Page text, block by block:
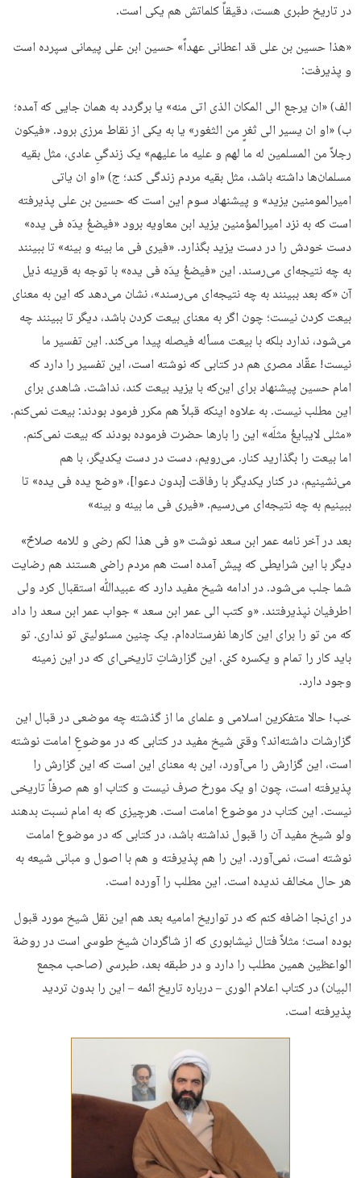
در تاریخ طبری هست، دقیقاً کلماتش هم یکی است.
«هذا حسین بن علی قد اعطانی عهداً» حسین ابن علی پیمانی سپرده است
و پذیرفت:
الف) «ان یرجع الی المکان الذی اتی منه» یا برگردد به همان جایی که آمده؛
ب) «او ان یسیر الی ثغرٍ من الثغور» یا به یکی از نقاط مرزی برود. «فیکون
رجلاً من المسلمین له ما لهم و علیه ما علیهم» یک زندگیِ عادی، مثل بقیه
مسلمان‌ها داشته باشد، مثل بقیه مردم زندگی کند؛ ج) «او ان یاتی
امیرالمومنین یزید» و پیشنهاد سوم این است که حسین بن علی پذیرفته
است که به نزد امیرالمؤمنین یزید ابن معاویه برود «فیضعُ یدَه فی یده»
دست خودش را در دست یزید بگذارد. «فیری فی ما بینه و بینه» تا ببینند
به چه نتیجه‌ای می‌رسند. این «فیضعُ یدَه فی یده» با توجه به قرینه ذیل
آن «که بعد ببینند به چه نتیجه‌ای می‌رسند»، نشان می‌دهد که این به معنای
بیعت کردن نیست؛ چون اگر به معنای بیعت کردن باشد، دیگر تا ببینند چه
می‌شود، ندارد بلکه با بیعت مسأله فیصله پیدا می‌کند. این تفسیر ما
نیست! عقّاد مصری هم در کتابی که نوشته است، این تفسیر را دارد که
امام حسین پیشنهاد برای این‌که با یزید بیعت کند، نداشت. شاهدی برای
این مطلب نیست. به علاوه اینکه قبلاً هم مکرر فرمود بودند: بیعت نمی‌کنم.
«مثلی لایبایعُ مثلَه» این را بارها حضرت فرموده بودند که بیعت نمی‌کنم.
اما بیعت را بگذارید کنار. می‌رویم، دست در دست یکدیگر، با هم
می‌نشینیم، در کنار یکدیگر با رفاقت [بدون دعوا]، «وضع یده فی یده» تا
ببینیم به چه نتیجه‌ای می‌رسیم. «فیری فی ما بینه و بینه»
بعد در آخر نامه عمر ابن سعد نوشت «و فی هذا لکم رضی و للامه صلاحٌ»
دیگر با این شرایطی که پیش آمده است هم مردم راضی هستند هم رضایت
شما جلب می‌شود. در ادامه شیخ مفید دارد که عبیدﷲ استقبال کرد ولی
اطرفیان نپذیرفتند. «و کتب الی عمر ابن سعد » جواب عمر ابن سعد را داد
که من تو را برای این کارها نفرستاده‌ام. یک چنین مسئولیتی تو نداری. تو
باید کار را تمام و یکسره کنی. این گزارشاتِ تاریخی‌ای که در این زمینه
وجود دارد.
خب! حالا متفکرین اسلامی و علمای ما از گذشته چه موضعی در قبال این
گزارشات داشته‌اند؟ وقتی شیخ مفید در کتابی که در موضوعِ امامت نوشته
است، این گزارش را می‌آورد، این به معنای این است که این گزارش را
پذیرفته است، چون او یک مورخ صرف نیست و کتاب او هم صرفاً تاریخی
نیست. این کتاب در موضوع امامت است. هرچیزی که به امام نسبت بدهند
ولو شیخ مفید آن را قبول نداشته باشد، در کتابی که در موضوع امامت
نوشته است، نمی‌آورد. این را هم پذیرفته و هم با اصول و مبانی شیعه به
هر حال مخالف ندیده است. این مطلب را آورده است.
در ای‌نجا اضافه کنم که در تواریخ امامیه بعد هم این نقل شیخ مورد قبول
بوده است؛ مثلاً فتال نیشابوری که از شاگردان شیخ طوسی است در روضة
الواعظین همین مطلب را دارد و در طبقه بعد، طبرسی (صاحب مجمع
البیان) در کتاب اعلام الوری – درباره تاریخ ائمه – این را بدون تردید
پذیرفته است.